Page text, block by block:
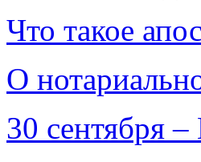
Что такое
О
30 сентября